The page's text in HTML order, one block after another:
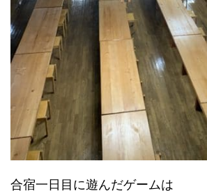
合宿一日目に遊んだゲームは